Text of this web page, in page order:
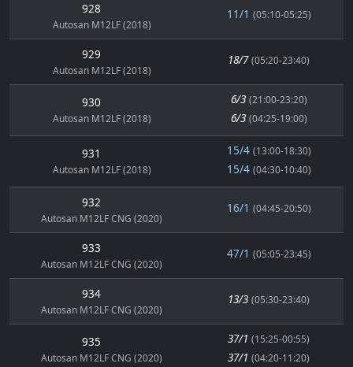
928
Autosan M12LF (2018)
11/1 (05:10-05:25)
929
Autosan M12LF (2018)
18/7 (05:20-23:40)
930
Autosan M12LF (2018)
6/3 (21:00-23:20)
6/3 (04:25-19:00)
931
Autosan M12LF (2018)
15/4 (13:00-18:30)
15/4 (04:30-10:40)
932
Autosan M12LF CNG (2020)
16/1 (04:45-20:50)
933
Autosan M12LF CNG (2020)
47/1 (05:05-23:45)
934
Autosan M12LF CNG (2020)
13/3 (05:30-23:40)
935
Autosan M12LF CNG (2020)
37/1 (15:25-00:55)
37/1 (04:20-11:20)